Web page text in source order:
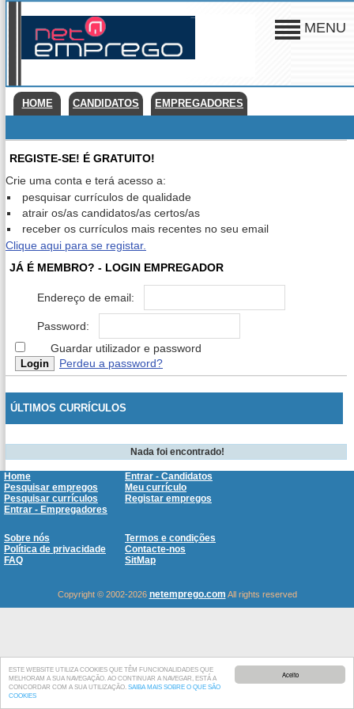
Aceito
ESTE WEBSITE UTILIZA COOKIES QUE TÊM FUNCIONALIDADES QUE
MELHORAM A SUA NAVEGAÇÃO. AO CONTINUAR A NAVEGAR, ESTÁ A
CONCORDAR COM A SUA UTILIZAÇÃO. SAIBA MAIS SOBRE O QUE SÃO
COOKIES
MENU
HOME CANDIDATOS EMPREGADORES
REGISTE-SE! É GRATUITO!
Crie uma conta e terá acesso a:
pesquisar currículos de qualidade
atrair os/as candidatos/as certos/as
receber os currículos mais recentes no seu email
Clique aqui para se registar.
JÁ É MEMBRO? - LOGIN EMPREGADOR
Endereço de email:
Password:
Guardar utilizador e password
Perdeu a password?
ÚLTIMOS CURRÍCULOS
Nada foi encontrado!
Home
Entrar - Candidatos
Pesquisar empregos
Meu currículo
Pesquisar currículos
Registar empregos
Entrar - Empregadores
Sobre nós
Termos e condições
Política de privacidade
Contacte-nos
FAQ
SitMap
Copyright © 2002-2026 netemprego.com All rights reserved